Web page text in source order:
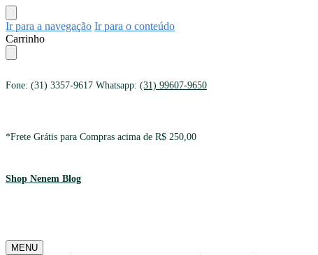
Ir para a navegação Ir para o conteúdo
Carrinho
Fone: (31) 3357-9617 Whatsapp: (31) 99607-9650
*Frete Grátis para Compras acima de R$ 250,00
Shop Nenem Blog
MENU